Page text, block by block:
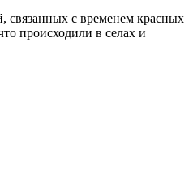
связанных с временем красных
происходили в селах и